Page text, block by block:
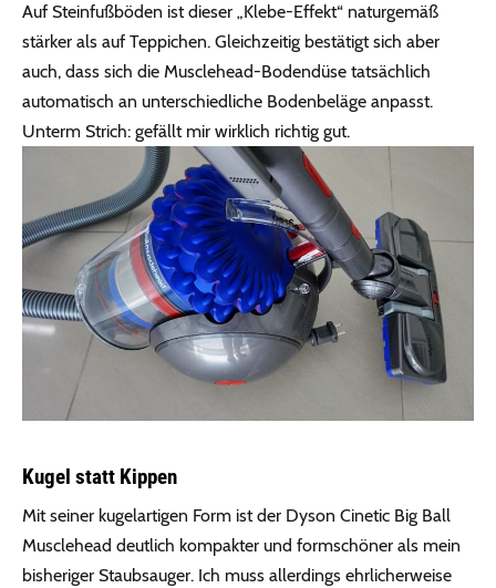
Auf Steinfußböden ist dieser „Klebe-Effekt“ naturgemäß
stärker als auf Teppichen. Gleichzeitig bestätigt sich aber
auch, dass sich die Musclehead-Bodendüse tatsächlich
automatisch an unterschiedliche Bodenbeläge anpasst.
Unterm Strich: gefällt mir wirklich richtig gut.
Kugel statt Kippen
Mit seiner kugelartigen Form ist der Dyson Cinetic Big Ball
Musclehead deutlich kompakter und formschöner als mein
bisheriger Staubsauger. Ich muss allerdings ehrlicherweise